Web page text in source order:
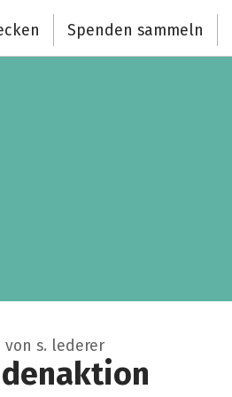
Spenden sammeln
von s. lederer